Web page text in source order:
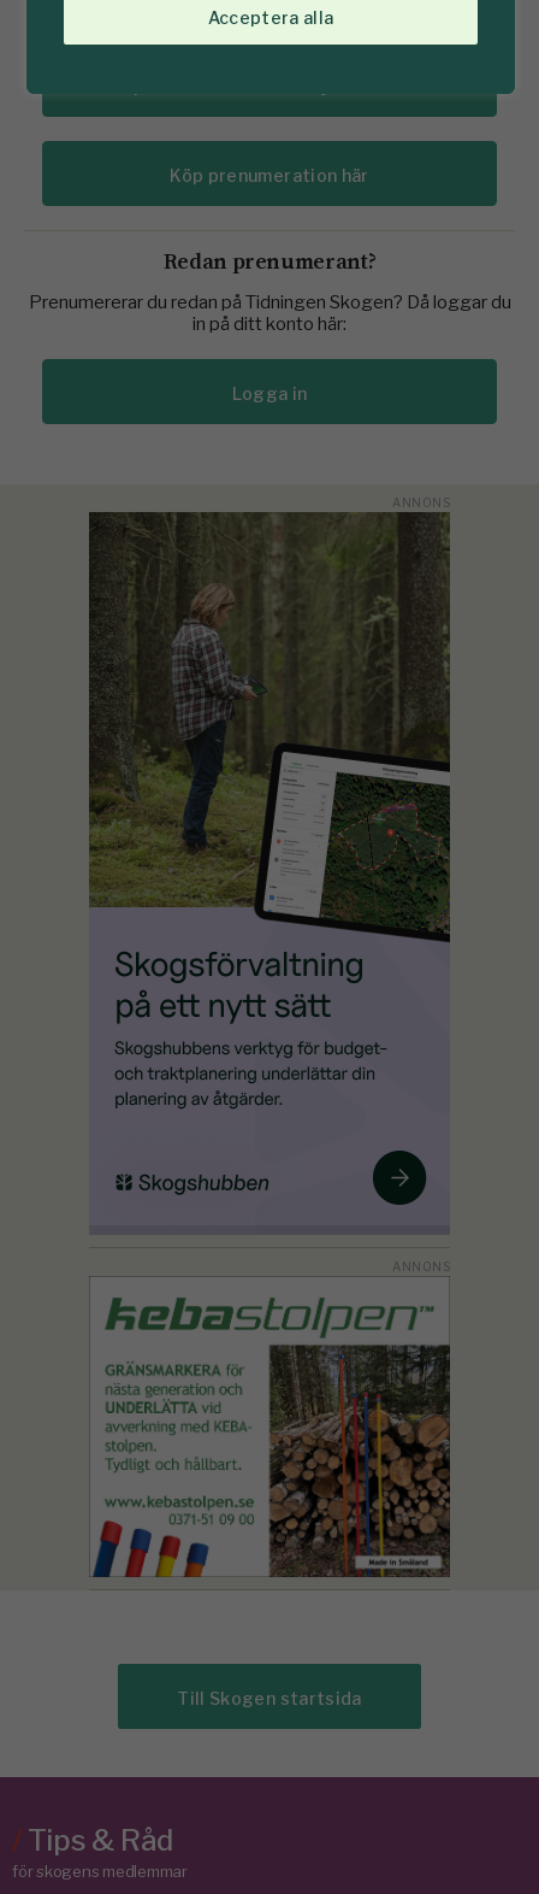
Acceptera alla
Köp prenumeration här
Redan prenumerant?
Prenumererar du redan på Tidningen Skogen? Då loggar du
in på ditt konto här:
Logga in
Till Skogen startsida
/Tips & Råd
för skogens medlemmar